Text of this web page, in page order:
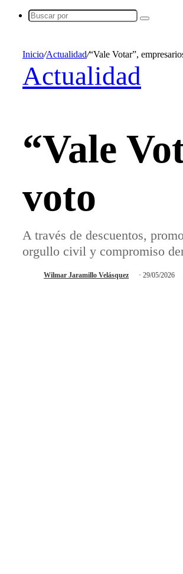
Buscar
Inicio/Actualidad/“Vale Votar”,
Actualidad
“Vale
voto
A través de descuentos,
orgullo civil y compromiso
Wilmar Jaramillo Velásquez 29/05/2026